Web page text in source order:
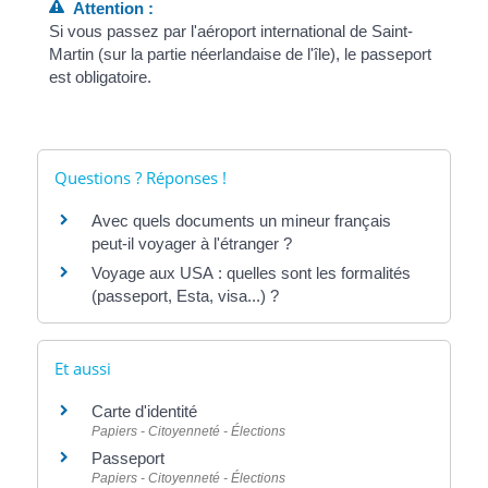
Attention :
Si vous passez par l'aéroport international de Saint-
Martin (sur la partie néerlandaise de l'île), le passeport
est obligatoire.
Questions ? Réponses !
Avec quels documents un mineur français
peut-il voyager à l'étranger ?
Voyage aux USA : quelles sont les formalités
(passeport, Esta, visa...) ?
Et aussi
Carte d'identité
Papiers - Citoyenneté - Élections
Passeport
Papiers - Citoyenneté - Élections